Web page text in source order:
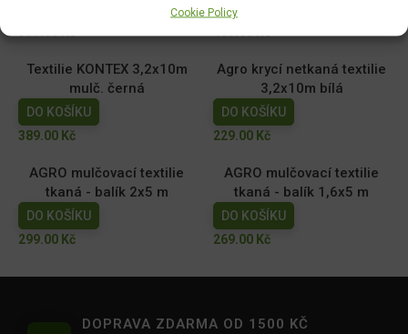
Cookie Policy
399.00Kč
DO KOŠÍKU
189.00Kč
Textilie KONTEX 3,2x10m
mulč. černá
DO KOŠÍKU
389.00 Kč
Agro krycí netkaná textilie
3,2x10m bílá
DO KOŠÍKU
229.00 Kč
AGRO mulčovací textilie
tkaná - balík 2x5 m
DO KOŠÍKU
299.00 Kč
AGRO mulčovací textilie
tkaná - balík 1,6x5 m
DO KOŠÍKU
269.00 Kč
DOPRAVA ZDARMA OD 1500 KČ